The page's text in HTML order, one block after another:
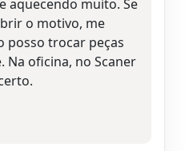
aquecendo muito. Se
o motivo, me
posso trocar peças
Na oficina, no Scaner